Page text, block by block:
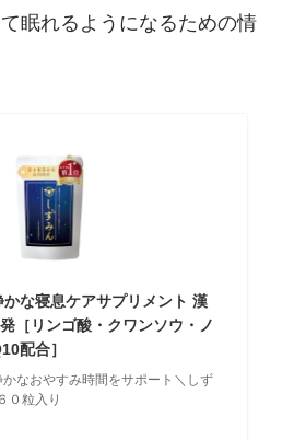
眠れるようになるための情
かな寝息ケアサプリメント 漢
［リンゴ酸・クワンソウ・ノ
配合］
なおやすみ時間をサポート＼しず
０粒入り